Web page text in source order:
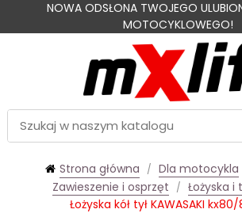
NOWA ODSŁONA TWOJEGO
MOTOCYKLOWEGO!
Strona główna Dla motocykla
Zawieszenie i osprzęt
Łożyska i
Łożyska kół tył KAWASAKI